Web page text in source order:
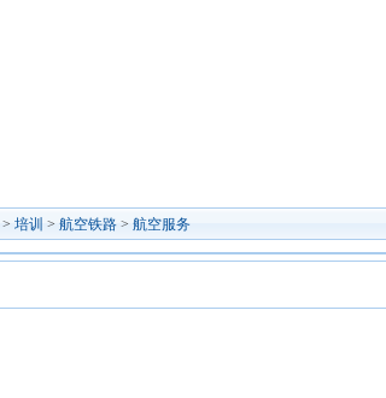
> 培训 > 航空铁路 > 航空服务